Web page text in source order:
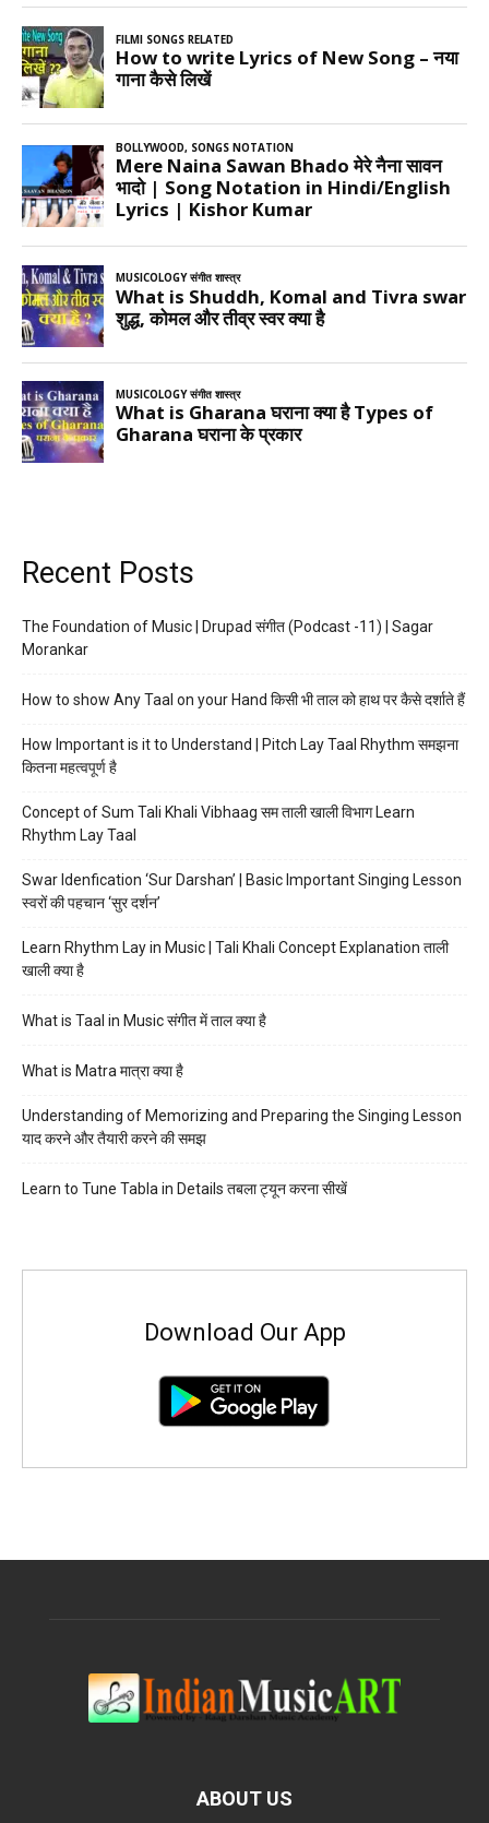
Recent Posts
The Foundation of Music | Drupad संगीत (Podcast -11) | Sagar
Morankar
How to show Any Taal on your Hand किसी भी ताल को हाथ पर कैसे दर्शाते हैं
How Important is it to Understand | Pitch Lay Taal Rhythm समझना
कितना महत्वपूर्ण है
Concept of Sum Tali Khali Vibhaag सम ताली खाली विभाग Learn
Rhythm Lay Taal
Swar Idenfication ‘Sur Darshan’ | Basic Important Singing Lesson
स्वरों की पहचान ‘सुर दर्शन’
Learn Rhythm Lay in Music | Tali Khali Concept Explanation ताली
खाली क्या है
What is Taal in Music संगीत में ताल क्या है
What is Matra मात्रा क्या है
Understanding of Memorizing and Preparing the Singing Lesson
याद करने और तैयारी करने की समझ
Learn to Tune Tabla in Details तबला ट्यून करना सीखें
Download Our App
ABOUT US